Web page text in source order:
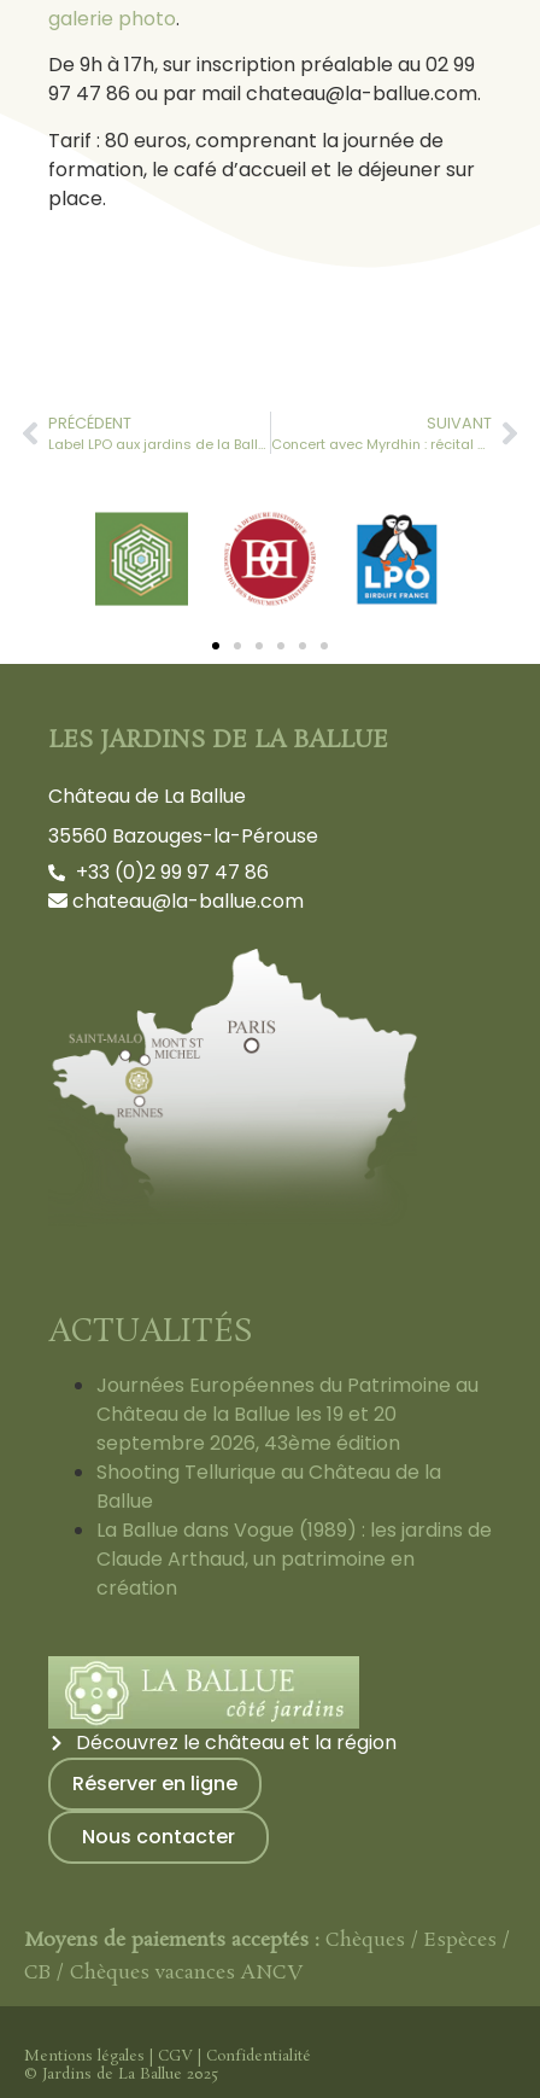
galerie photo.
De 9h à 17h, sur inscription préalable au 02 99
97 47 86 ou par mail chateau@la-ballue.com.
Tarif : 80 euros, comprenant la journée de
formation, le café d’accueil et le déjeuner sur
place.
PRÉCÉDENT
Label LPO aux jardins de la Ballue
SUIVANT
Concert avec Myrdhin : récital Angèle VANNIER, harpe celtique et voix, le 20 mars 2016
LES JARDINS DE LA BALLUE
Château de La Ballue
35560 Bazouges-la-Pérouse
+33 (0)2 99 97 47 86
chateau@la-ballue.com
ACTUALITÉS
Journées Européennes du Patrimoine au
Château de la Ballue les 19 et 20
septembre 2026, 43ème édition
Shooting Tellurique au Château de la
Ballue
La Ballue dans Vogue (1989) : les jardins de
Claude Arthaud, un patrimoine en
création
Découvrez le château et la région
Réserver en ligne
Nous contacter
Moyens de paiements acceptés : Chèques / Espèces /
CB / Chèques vacances ANCV
Mentions légales CGV
Confidentialité
© Jardins de La Ballue 2025